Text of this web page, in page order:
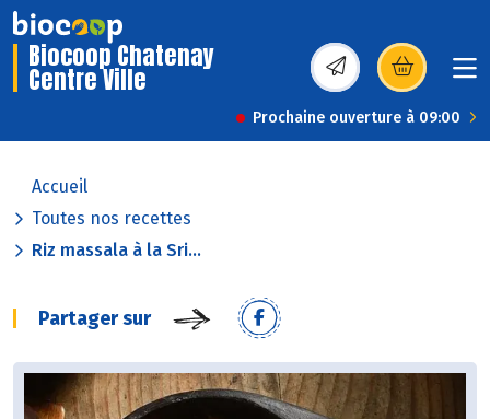
Biocoop Chatenay
Centre Ville (s’ouvre dans une
Prochaine ouverture à 09:00
Accueil
Toutes nos recettes
Riz massala à la Sri...
Partager sur